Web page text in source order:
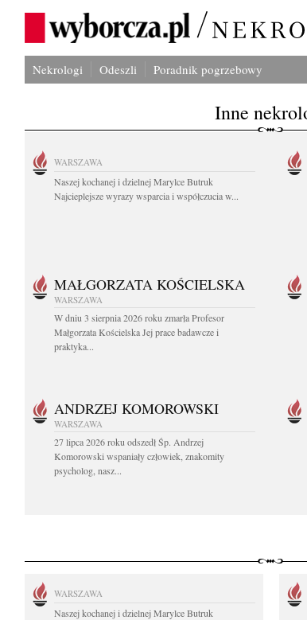
Nekrologi Odeszli Poradnik pogrzebowy
Inne
WARSZAWA
Naszej kochanej i dzielnej Marylce Butruk
Najcieplejsze wyrazy wsparcia i współczucia w...
MAŁGORZATA KOŚCIELSKA
WARSZAWA
W dniu 3 sierpnia 2026 roku zmarła Profesor
Małgorzata Kościelska Jej prace badawcze i
praktyka...
ANDRZEJ KOMOROWSKI
WARSZAWA
27 lipca 2026 roku odszedł Śp. Andrzej
Komorowski wspaniały człowiek, znakomity
psycholog, nasz...
WARSZAWA
Naszej kochanej i dzielnej Marylce Butruk